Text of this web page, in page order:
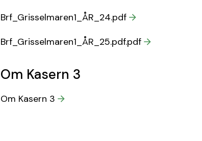
Brf_Grisselmaren1_ÅR_24.pdf
Brf_Grisselmaren1_ÅR_25.pdf.pdf
Om Kasern 3
Om Kasern 3